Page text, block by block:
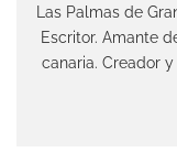
Las Palmas de
Escritor. Amante
canaria. Creador